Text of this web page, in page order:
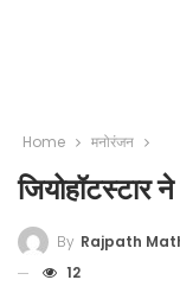
Home मनोरंजन
जियोहॉटस्टार
By Rajpath
12